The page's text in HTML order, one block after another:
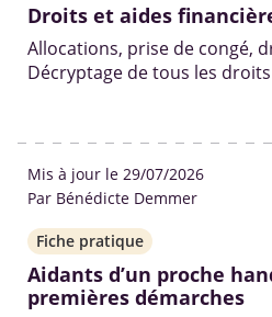
Droits et aides
Allocations, prise de congé,
Décryptage de tous les
existants pour aider les
leur proche âgé, malade ou
meilleures conditions.
Mis à jour le 29/07/2026
Par Bénédicte Demmer
Fiche pratique
Aidants d’un proche
premières démarches